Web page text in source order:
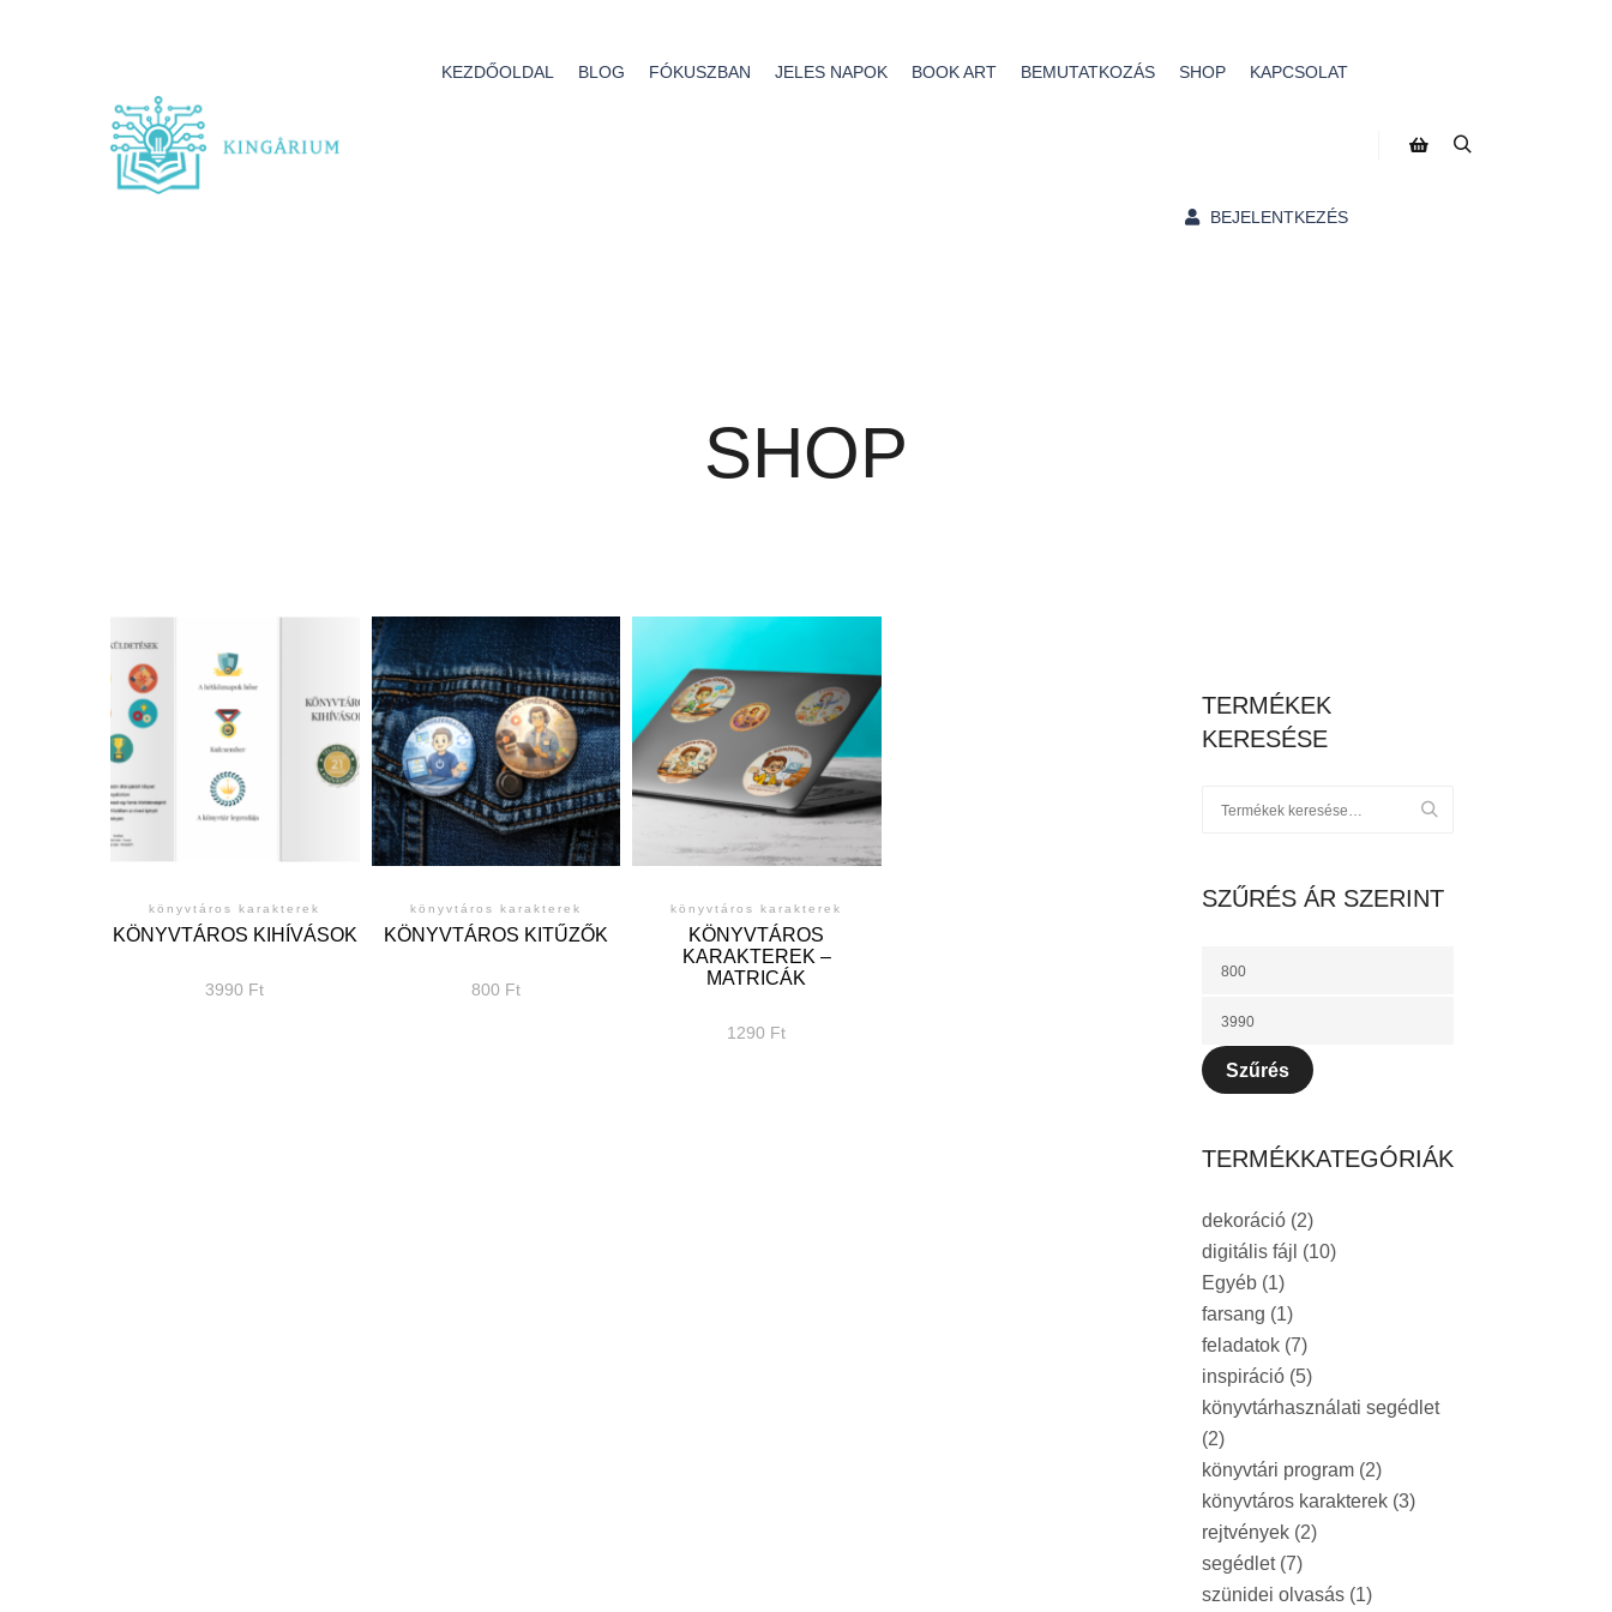
KEZDŐOLDAL BLOG FÓKUSZBAN JELES NAPOK BOOK ART BEMUTATKOZÁS SHOP KAPCSOLAT
BEJELENTKEZÉS
SHOP
könyvtáros karakterek
KÖNYVTÁROS KIHÍVÁSOK
3990 Ft
könyvtáros karakterek
KÖNYVTÁROS KITŰZŐK
800 Ft
könyvtáros karakterek
KÖNYVTÁROS
KARAKTEREK –
MATRICÁK
1290 Ft
TERMÉKEK
KERESÉSE
SZŰRÉS ÁR SZERINT
Szűrés
TERMÉKKATEGÓRIÁK
dekoráció (2)
digitális fájl (10)
Egyéb (1)
farsang (1)
feladatok (7)
inspiráció (5)
könyvtárhasználati segédlet
(2)
könyvtári program (2)
könyvtáros karakterek (3)
rejtvények (2)
segédlet (7)
szünidei olvasás (1)